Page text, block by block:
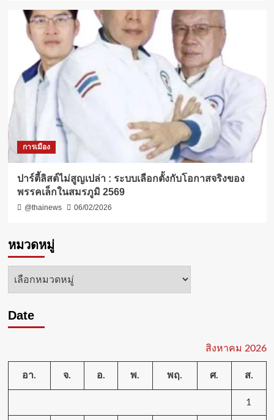
การเมือง
ปาร์ตี้ลิสต์ไม่สูญเปล่า : ระบบเลือกตั้งกับโอกาสจริงของ
พรรคเล็กในสมรภูมิ 2569
@thainews 06/02/2026
หมวดหมู่
หมวด
Date
สิงหาคม 2026
อา. จ. อ. พ. พฤ. ศ. ส.
1